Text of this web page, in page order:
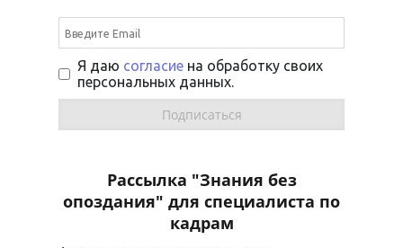
Я даю согласие на обработку своих
персональных данных.
Рассылка "Знания без
опоздания" для специалиста по
кадрам